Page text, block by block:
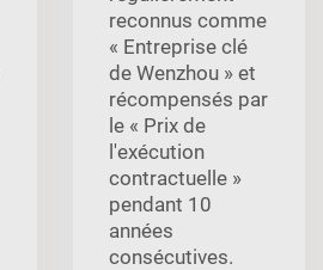
reconnus comme
« Entreprise clé
de Wenzhou » et
récompensés par
le « Prix de
l'exécution
contractuelle »
pendant 10
années
consécutives.